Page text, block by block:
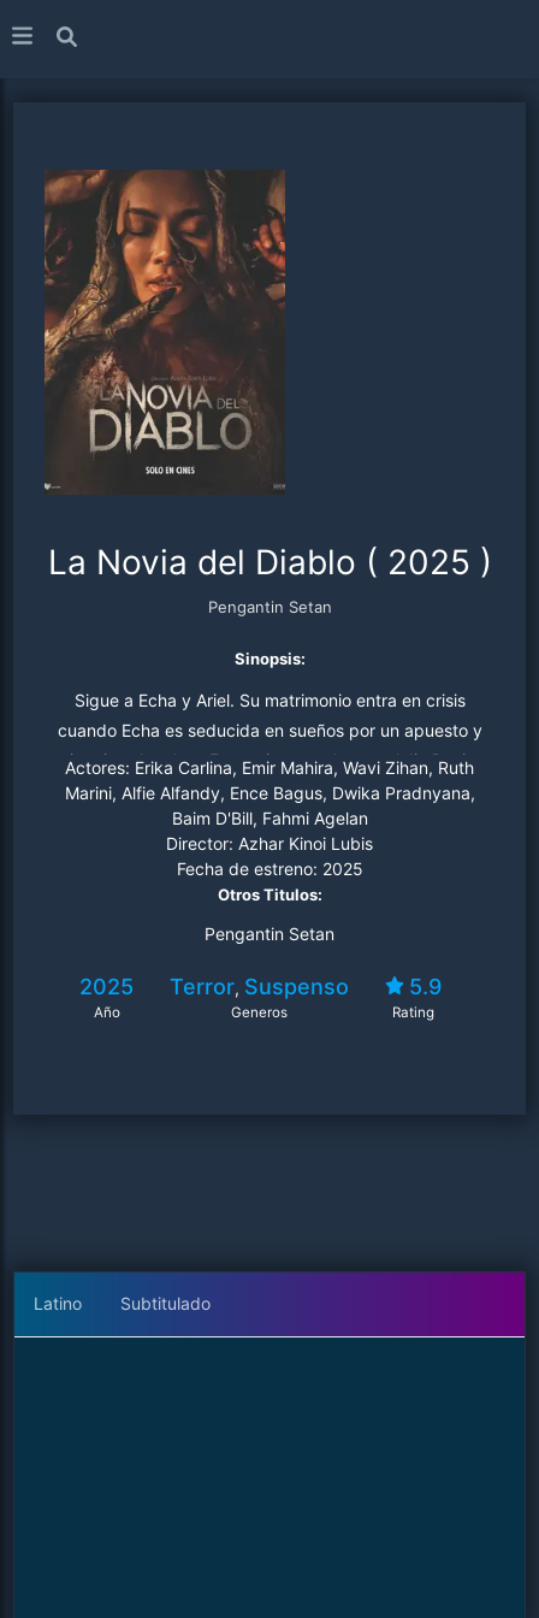
La Novia del Diablo ( 2025 )
Pengantin Setan
Sinopsis:
Sigue a Echa y Ariel. Su matrimonio entra en crisis
cuando Echa es seducida en sueños por un apuesto y
misterioso hombre. Este sujeto resulta ser el Jin Dasim,
un demonio destructor de hogares obsesionado con
poseerla por completo en el mundo real.
Actores: Erika Carlina, Emir Mahira, Wavi Zihan, Ruth
Marini, Alfie Alfandy, Ence Bagus, Dwika Pradnyana,
Baim D'Bill, Fahmi Agelan
Director: Azhar Kinoi Lubis
Fecha de estreno: 2025
Otros Titulos:
Pengantin Setan
2025
Año
Terror, Suspenso
Generos
5.9
Rating
Latino Subtitulado